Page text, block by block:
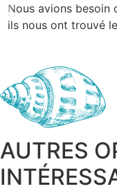
Nous avions besoin
ils nous ont trouvé
AUTRES